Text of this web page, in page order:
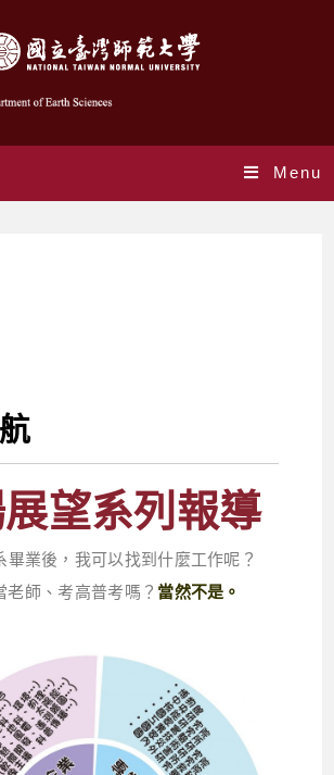
Menu
望系列報導
畢業後，我可以找到什麼工作呢？
老師、考高普考嗎？ 當然不是。